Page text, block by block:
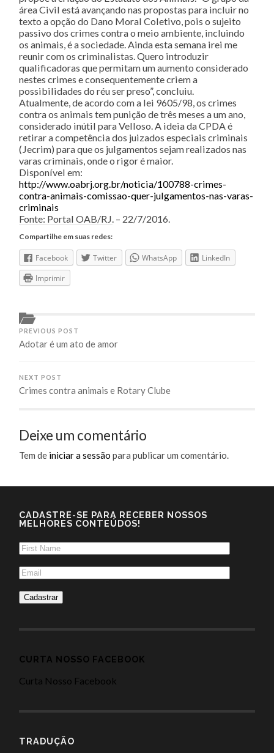
área Civil está avançando nas propostas para incluir no
texto a opção do Dano Moral Coletivo, pois o sujeito
passivo dos crimes contra o meio ambiente, incluindo
os animais, é a sociedade. Ainda esta semana irei me
reunir com os criminalistas. Quero introduzir
qualificadoras que permitam um aumento considerado
nestes crimes e consequentemente criem a
possibilidades do réu ser preso”, concluiu.
Atualmente, de acordo com a lei 9605/98, os crimes
contra os animais tem punição de três meses a um ano,
considerado inútil para Velloso. A ideia da CPDA é
retirar a competência dos juizados especiais criminais
(Jecrim) para que os julgamentos sejam realizados nas
varas criminais, onde o rigor é maior.
Disponível em:
http://www.oabrj.org.br/noticia/100788-crimes-
contra-animais-comissao-quer-julgamentos-nas-varas-
criminais
Fonte: Portal OAB/RJ. – 22/7/2016.
Compartilhe em suas redes:
Facebook Twitter WhatsApp
LinkedIn
Imprimir
PREVIOUS POST
Adotar é um ato de amor
NEXT POST
Crimes contra animais e Rotary Clube
Deixe um comentário
Tem de iniciar a sessão para publicar um comentário.
CADASTRE-SE PARA RECEBER NOSSOS
MELHORES CONTEÚDOS!
CURTA NOSSO FACEBOOK
Curta Nosso Facebook
TRADUÇÃO